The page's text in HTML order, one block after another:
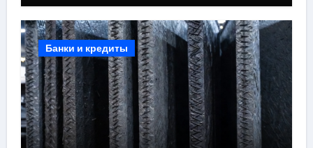
Банки и кредиты